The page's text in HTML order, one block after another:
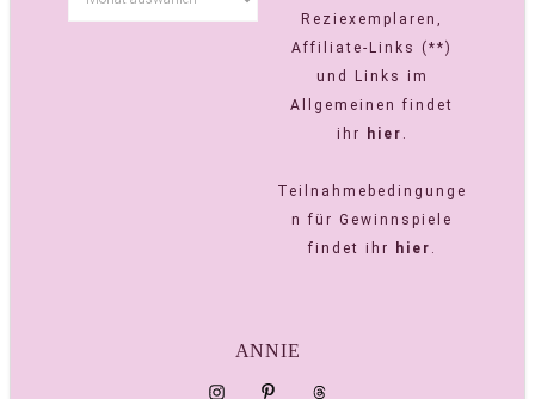
Reziexemplaren,
Affiliate-Links (**)
und Links im
Allgemeinen findet
ihr
hier .
Teilnahmebedingunge
n für Gewinnspiele
findet ihr
hier .
ANNIE